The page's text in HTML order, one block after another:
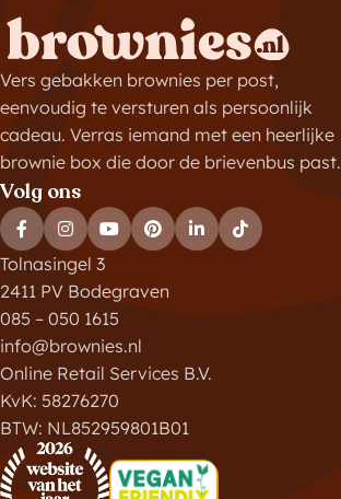
Vers gebakken brownies per post,
eenvoudig te versturen als persoonlijk
cadeau. Verras iemand met een heerlijke
brownie box die door de brievenbus past.
Volg ons
Tolnasingel 3
2411 PV Bodegraven
085 – 050 1615
info@brownies.nl
Online Retail Services B.V.
KvK: 58276270
BTW: NL852959801B01